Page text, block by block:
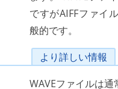
ですがAIFFファイ
般的です。
より詳しい情報
WAVEファイルは通